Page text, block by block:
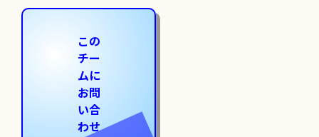
この
チー
ムに
お問
い合
わせ